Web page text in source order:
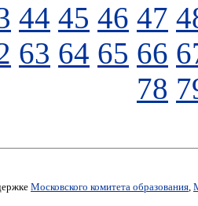
44 45 46 47
63 64 65 66
78
Московского комитета образования,